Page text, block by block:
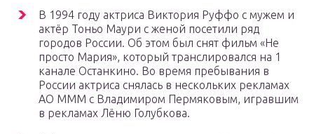
В 1994 году актриса Виктория Руффо с мужем и
актёр Тоньо Маури с женой посетили ряд
городов России. Об этом был снят фильм «Не
просто Мария», который транслировался на 1
канале Останкино. Во время пребывания в
России актриса снялась в нескольких рекламах
АО МММ с Владимиром Пермяковым, игравшим
в рекламах Лёню Голубкова.